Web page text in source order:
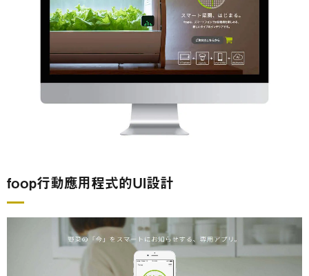
foop行動應用程式的UI設計